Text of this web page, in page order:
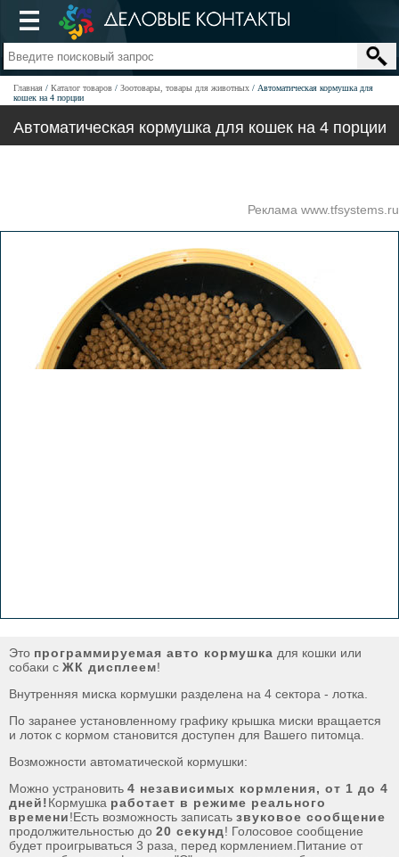
Главная Каталог товаров Зоотовары, товары для животных
Автоматическая кормушка для
кошек на 4 порции
Автоматическая кормушка для кошек на 4 порции
Реклама www.tfsystems.ru
Это программируемая авто кормушка для кошки или
собаки с ЖК дисплеем!
Внутренняя миска кормушки разделена на 4 сектора - лотка.
По заранее установленному графику крышка миски вращается
и лоток с кормом становится доступен для Вашего питомца.
Возможности автоматической кормушки:
Можно устрановить 4 независимых кормления, от 1 до 4
дней!Кормушка работает в режиме реального
времени!Есть возможность записать звуковое сообщение
продолжительностью до 20 секунд! Голосовое сообщение
будет проигрываться 3 раза, перед кормлением.Питание от